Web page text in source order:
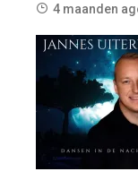
4 maanden